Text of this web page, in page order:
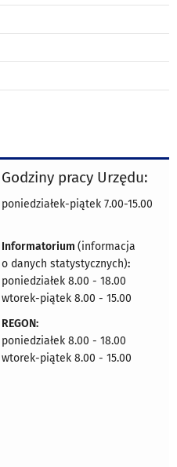
Godziny pracy Urzędu:
poniedziałek-piątek 7.00-15.00
Informatorium (informacja
o danych statystycznych):
poniedziałek 8.00 - 18.00
wtorek-piątek 8.00 - 15.00
REGON:
poniedziałek 8.00 - 18.00
wtorek-piątek 8.00 - 15.00